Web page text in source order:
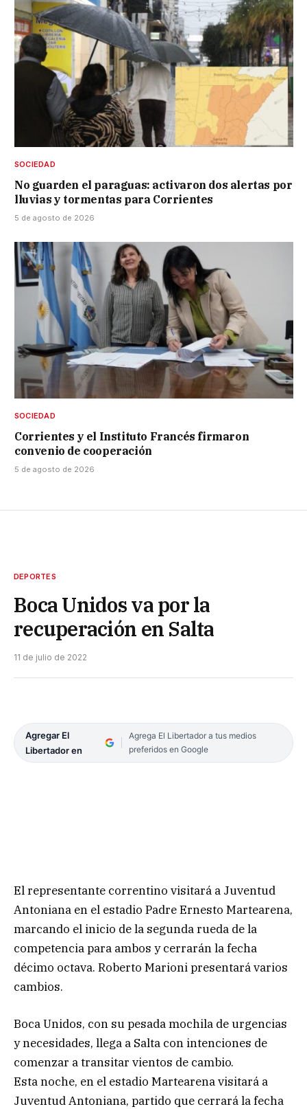
SOCIEDAD
No guarden el paraguas: activaron dos alertas por
lluvias y tormentas para Corrientes
5 de agosto de 2026
SOCIEDAD
Corrientes y el Instituto Francés firmaron
convenio de cooperación
5 de agosto de 2026
DEPORTES
Boca Unidos va por la
recuperación en Salta
11 de julio de 2022
Agregar El
Libertador en
Agrega El Libertador a tus medios
preferidos en Google
El representante correntino visitará a Juventud
Antoniana en el estadio Padre Ernesto Martearena,
marcando el inicio de la segunda rueda de la
competencia para ambos y cerrarán la fecha
décimo octava. Roberto Marioni presentará varios
cambios.
Boca Unidos, con su pesada mochila de urgencias
y necesidades, llega a Salta con intenciones de
comenzar a transitar vientos de cambio.
Esta noche, en el estadio Martearena visitará a
Juventud Antoniana, partido que cerrará la fecha